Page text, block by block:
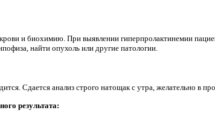
и биохимию. При выявлении гиперпролактинемии
найти опухоль или другие патологии.
Сдается анализ строго натощак с утра, желательно в
результата: